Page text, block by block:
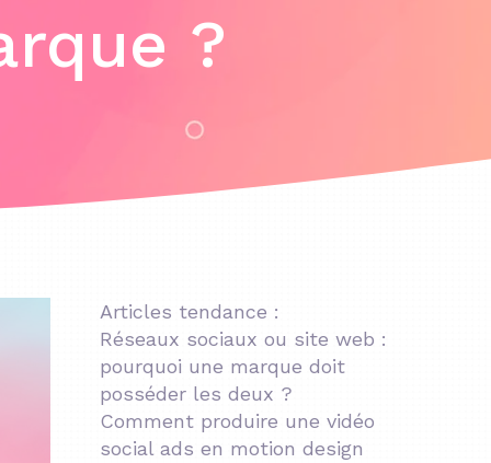
?
Articles tendance :
Réseaux sociaux ou site web :
pourquoi une marque doit
posséder les deux ?
Comment produire une vidéo
social ads en motion design